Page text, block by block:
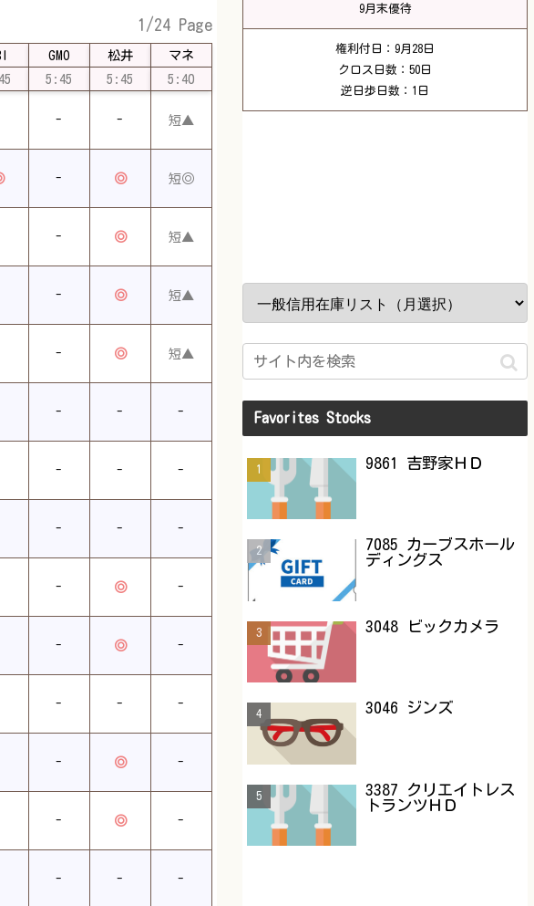
1/24 Page
GMO 松井
マネ
5:45 5:45
5:40
- - 短▲
- ◎ 短◎
- ◎ 短▲
- ◎ 短▲
- ◎ 短▲
- -
-
- -
-
- -
-
- ◎
-
- ◎
-
- -
-
- ◎
-
- ◎
-
- -
-
9月末優待
権利付日：9月28日
クロス日数：50日
逆日歩日数：1日
Favorites Stocks
9861 吉野家ＨＤ
7085 カーブスホール
ディングス
3048 ビックカメラ
3046 ジンズ
3387 クリエイトレス
トランツＨＤ